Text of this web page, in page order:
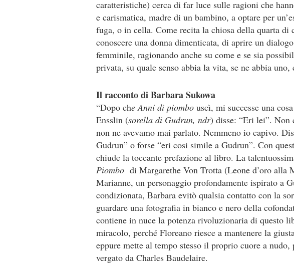
caratteristiche) cerca di far luce sulle ragioni che
e carismatica, madre di un bambino, a optare per
fuga, o in cella. Come recita la chiosa della quarta di
conoscere una donna dimenticata, di aprire un
femminile, ragionando anche su come e se sia
privata, su quale senso abbia la vita, se ne abbia uno,
Il racconto di Barbara Sukowa
“Dopo che Anni di piombo uscì, mi successe una
Ensslin (sorella di Gudrun, ndr) disse: “Eri lei”. Non
non ne avevamo mai parlato. Nemmeno io capivo.
Gudrun” o forse “eri cosi simile a Gudrun”. Con
chiude la toccante prefazione al libro. La
Piombo di Margarethe Von Trotta (Leone d’oro alla
Marianne, un personaggio profondamente ispirato a
condizionata, Barbara evitò qualsia contatto con la
guardare una fotografia in bianco e nero della
contiene in nuce la potenza rivoluzionaria di questo
miracolo, perché Floreano riesce a mantenere la
eppure mette al tempo stesso il proprio cuore a
vergato da Charles Baudelaire.